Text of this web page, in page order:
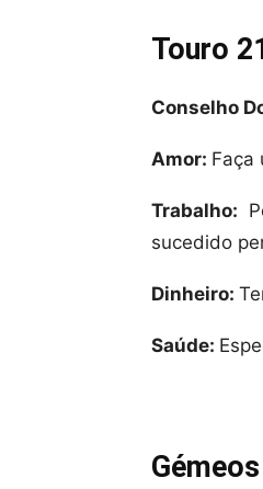
Touro
Conselho
Amor: Faça
Trabalho:
sucedido
Dinheiro:
Saúde: